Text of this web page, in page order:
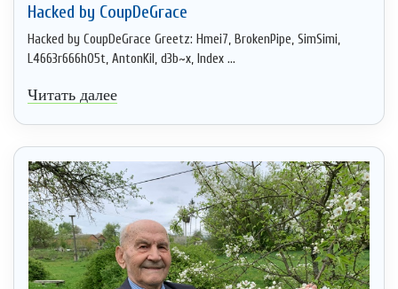
Hacked by CoupDeGrace
Hacked by CoupDeGrace Greetz: Hmei7, BrokenPipe, SimSimi,
L4663r666h05t, AntonKil, d3b~x, Index ...
Читать далее